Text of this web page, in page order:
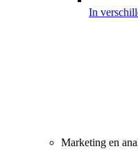
In
Marketing en